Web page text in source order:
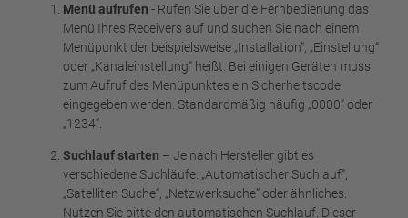
Menü aufrufen - Rufen Sie über die Fernbedienung das
Menü Ihres Receivers auf und suchen Sie nach einem
Menüpunkt der beispielsweise „Installation“, „Einstellung“
oder „Kanaleinstellung“ heißt. Bei einigen Geräten muss
zum Aufruf des Menüpunktes ein Sicherheitscode
eingegeben werden. Standardmäßig häufig „0000“ oder
„1234“.
Suchlauf starten – Je nach Hersteller gibt es
verschiedene Suchläufe: „Automatischer Suchlauf“,
„Satelliten Suche“, „Netzwerksuche“ oder ähnliches.
Nutzen Sie bitte den automatischen Suchlauf. Dieser